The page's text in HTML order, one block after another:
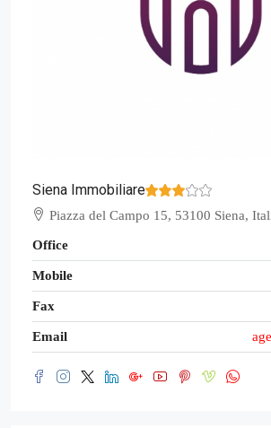
Siena Immobiliare
Piazza del Campo 15, 53100 Siena,
Office
Mobile
Fax
Email